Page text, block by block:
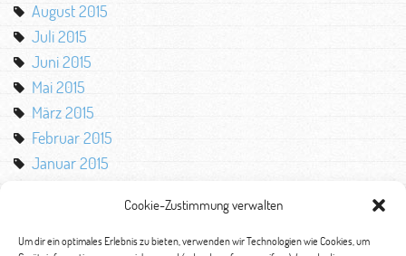
Cookie-Zustimmung verwalten
Um dir ein optimales Erlebnis zu bieten, verwenden wir Technologien wie Cookies, um
August 2015
Juli 2015
Juni 2015
Mai 2015
März 2015
Februar 2015
Januar 2015
Mai 2014